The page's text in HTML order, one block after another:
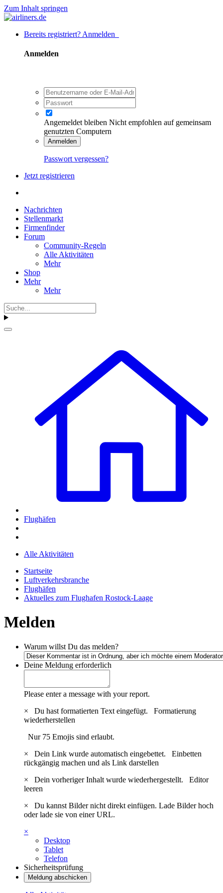
Zum Inhalt springen
Bereits registriert? Anmelden
Anmelden
Angemeldet bleiben Nicht empfohlen auf gemeinsam
genutzten Computern
Anmelden
Passwort vergessen?
Jetzt registrieren
Nachrichten
Stellenmarkt
Firmenfinder
Forum
Community-Regeln
Alle Aktivitäten
Mehr
Shop
Mehr
Mehr
Flughäfen
Alle Aktivitäten
Startseite
Luftverkehrsbranche
Flughäfen
Aktuelles zum Flughafen Rostock-Laage
Melden
Warum willst Du das melden?
Deine Meldung erforderlich
Please enter a message with your report.
×
Du hast formatierten Text eingefügt. Formatierung
wiederherstellen
Nur 75 Emojis sind erlaubt.
×
Dein Link wurde automatisch eingebettet. Einbetten
rückgängig machen und als Link darstellen
×
Dein vorheriger Inhalt wurde wiederhergestellt. Editor
leeren
×
Du kannst Bilder nicht direkt einfügen. Lade Bilder hoch
oder lade sie von einer URL.
×
Desktop
Tablet
Telefon
Sicherheitsprüfung
Meldung abschicken